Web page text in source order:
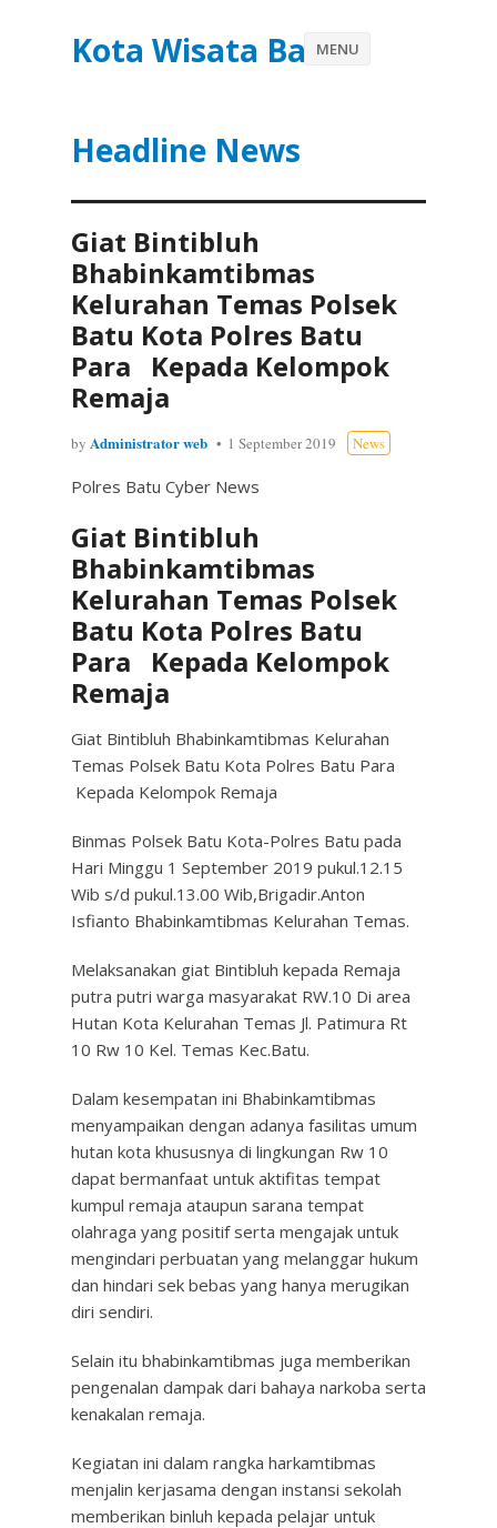
Kota Wisata Batu
Headline News
MENU
Giat Bintibluh
Bhabinkamtibmas
Kelurahan Temas Polsek
Batu Kota Polres Batu
Para Kepada Kelompok
Remaja
by Administrator web 1 September 2019 News
Polres Batu Cyber News
Giat Bintibluh
Bhabinkamtibmas
Kelurahan Temas Polsek
Batu Kota Polres Batu
Para Kepada Kelompok
Remaja
Giat Bintibluh Bhabinkamtibmas Kelurahan
Temas Polsek Batu Kota Polres Batu Para
Kepada Kelompok Remaja
Binmas Polsek Batu Kota-Polres Batu pada
Hari Minggu 1 September 2019 pukul.12.15
Wib s/d pukul.13.00 Wib,Brigadir.Anton
Isfianto Bhabinkamtibmas Kelurahan Temas.
Melaksanakan giat Bintibluh kepada Remaja
putra putri warga masyarakat RW.10 Di area
Hutan Kota Kelurahan Temas Jl. Patimura Rt
10 Rw 10 Kel. Temas Kec.Batu.
Dalam kesempatan ini Bhabinkamtibmas
menyampaikan dengan adanya fasilitas umum
hutan kota khususnya di lingkungan Rw 10
dapat bermanfaat untuk aktifitas tempat
kumpul remaja ataupun sarana tempat
olahraga yang positif serta mengajak untuk
mengindari perbuatan yang melanggar hukum
dan hindari sek bebas yang hanya merugikan
diri sendiri.
Selain itu bhabinkamtibmas juga memberikan
pengenalan dampak dari bahaya narkoba serta
kenakalan remaja.
Kegiatan ini dalam rangka harkamtibmas
menjalin kerjasama dengan instansi sekolah
memberikan binluh kepada pelajar untuk